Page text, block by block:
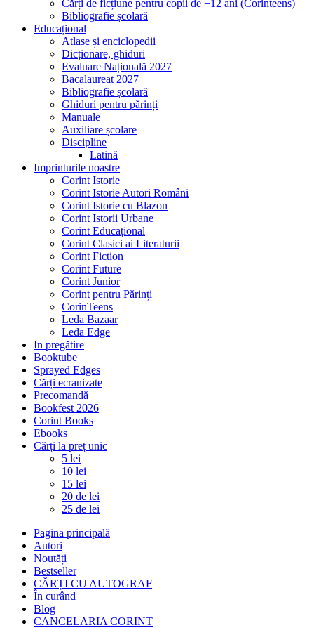
Cărți de ficțiune pentru copii de +12 ani (Corinteens)
Bibliografie școlară
Educațional
Atlase și enciclopedii
Dicționare, ghiduri
Evaluare Națională 2027
Bacalaureat 2027
Bibliografie școlară
Ghiduri pentru părinți
Manuale
Auxiliare școlare
Discipline
Latină
Imprinturile noastre
Corint Istorie
Corint Istorie Autori Români
Corint Istorie cu Blazon
Corint Istorii Urbane
Corint Educațional
Corint Clasici ai Literaturii
Corint Fiction
Corint Future
Corint Junior
Corint pentru Părinți
CorinTeens
Leda Bazaar
Leda Edge
In pregătire
Booktube
Sprayed Edges
Cărți ecranizate
Precomandă
Bookfest 2026
Corint Books
Ebooks
Cărți la preț unic
5 lei
10 lei
15 lei
20 de lei
25 de lei
Pagina principală
Autori
Noutăți
Bestseller
CĂRȚI CU AUTOGRAF
În curând
Blog
CANCELARIA CORINT